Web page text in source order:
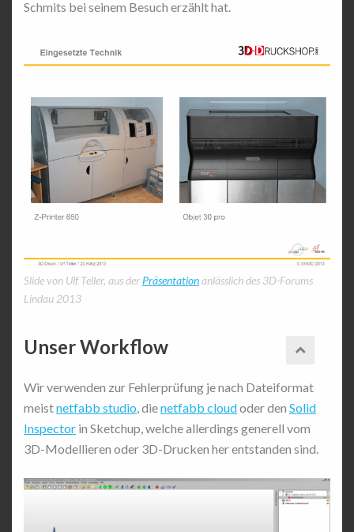
Schmits bei seinem Besuch erzählt hat.
Slide von Ulf Teller, aus der Präsentationanlässlich des 3D-Forums
Lindau 2013
Unser Workflow
Wir verwenden zur Fehlerprüfung je nach Dateiformat
meistnetfabb studio, dienetfabb cloudoder den Solid
Inspector in Sketchup, welche allerdings generell vom
3D-Modellieren oder 3D-Drucken her entstanden sind.